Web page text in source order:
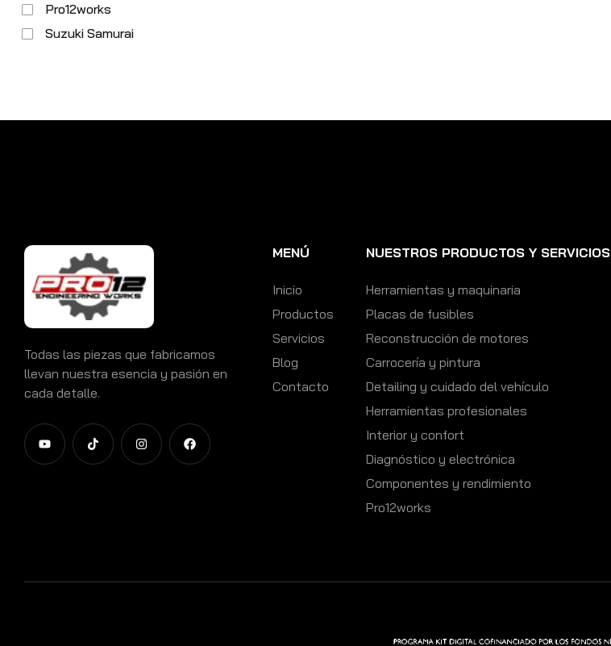
Pro12works
Suzuki Samurai
Todas las piezas que fabricamos
llevan nuestra esencia y pasión en
cada detalle.
MENÚ
Inicio
Productos
Servicios
Blog
Contacto
NUESTROS PRODUCTOS Y SERVICIOS
Herramientas y maquinaria
Placas de fusibles
Reconstrucción de motores
Carrocería y pintura
Detailing y cuidado del vehículo
Herramientas profesionales
Interior y confort
Diagnóstico y electrónica
Componentes y rendimiento
Pro12works